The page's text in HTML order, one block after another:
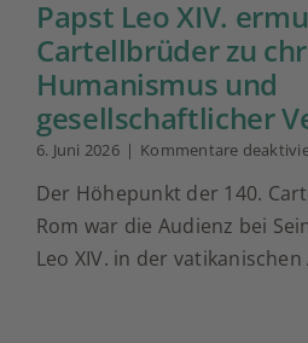
Papst Leo XIV.
Cartellbrüder zu
Humanismus und
gesellschaftlicher
6. Juni 2026 | Kommentare
Der Höhepunkt der 140.
Rom war die Audienz bei
Leo XIV. in der